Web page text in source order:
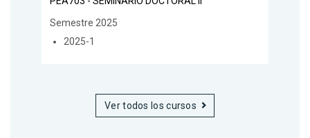
Semestre 2025
2025-1
Ver todos los cursos